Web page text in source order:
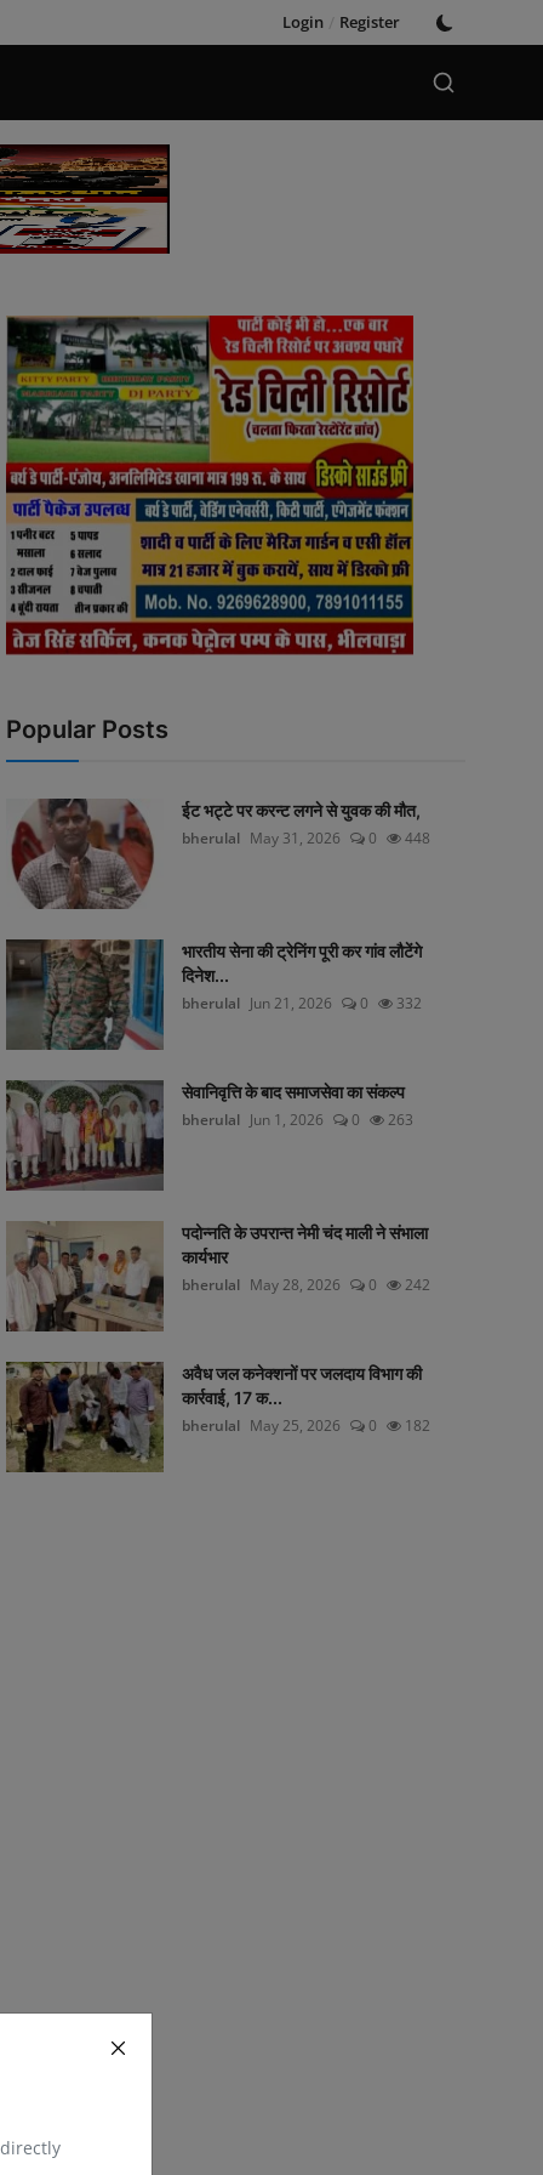
Login / Register
Popular Posts
ईट भट्टे पर करन्ट लगने से युवक की मौत,
bherulal May 31, 2026 0 448
भारतीय सेना की ट्रेनिंग पूरी कर गांव लौटेंगे
दिनेश...
bherulal Jun 21, 2026 0 332
सेवानिवृत्ति के बाद समाजसेवा का संकल्प
bherulal Jun 1, 2026 0 263
पदोन्नति के उपरान्त नेमी चंद माली ने संभाला
कार्यभार
bherulal May 28, 2026 0 242
अवैध जल कनेक्शनों पर जलदाय विभाग की
कार्रवाई, 17 क...
bherulal May 25, 2026 0 182